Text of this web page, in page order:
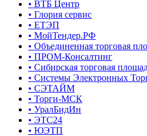
• ВТБ Центр
• Глория сервис
• ЕТЭП
• МойТендер.РФ
• Объединенная торговая
• ПРОМ-Консалтинг
• Сибирская торговая
• Системы Электронных
• СЭТАЙМ
• Торги-МСК
• УралБидИн
• ЭТС24
• ЮЭТП